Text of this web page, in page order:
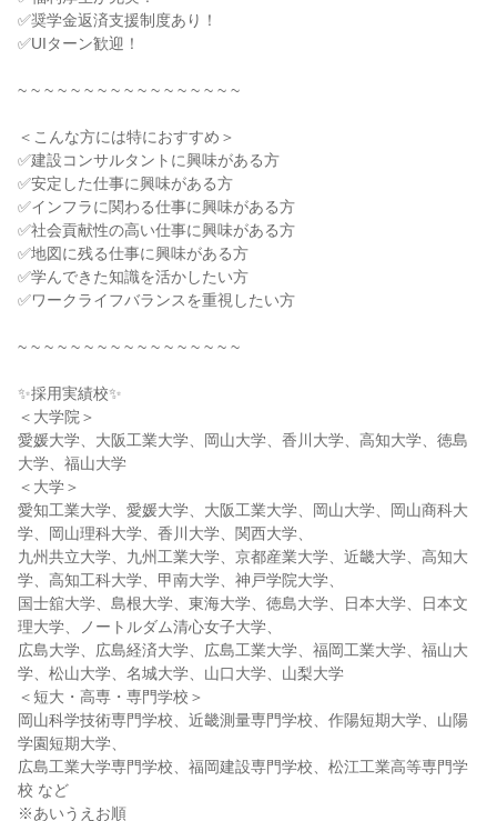
✅奨学金返済支援制度あり！
✅UIターン歓迎！
~ ~ ~ ~ ~ ~ ~ ~ ~ ~ ~ ~ ~ ~ ~ ~ ~
＜こんな方には特におすすめ＞
✅建設コンサルタントに興味がある方
✅安定した仕事に興味がある方
✅インフラに関わる仕事に興味がある方
✅社会貢献性の高い仕事に興味がある方
✅地図に残る仕事に興味がある方
✅学んできた知識を活かしたい方
✅ワークライフバランスを重視したい方
~ ~ ~ ~ ~ ~ ~ ~ ~ ~ ~ ~ ~ ~ ~ ~ ~
✨採用実績校✨
＜大学院＞
愛媛大学、大阪工業大学、岡山大学、香川大学、高知大学、徳島
大学、福山大学
＜大学＞
愛知工業大学、愛媛大学、大阪工業大学、岡山大学、岡山商科大
学、岡山理科大学、香川大学、関西大学、
九州共立大学、九州工業大学、京都産業大学、近畿大学、高知大
学、高知工科大学、甲南大学、神戸学院大学、
国士舘大学、島根大学、東海大学、徳島大学、日本大学、日本文
理大学、ノートルダム清心女子大学、
広島大学、広島経済大学、広島工業大学、福岡工業大学、福山大
学、松山大学、名城大学、山口大学、山梨大学
＜短大・高専・専門学校＞
岡山科学技術専門学校、近畿測量専門学校、作陽短期大学、山陽
学園短期大学、
広島工業大学専門学校、福岡建設専門学校、松江工業高等専門学
校 など
※あいうえお順